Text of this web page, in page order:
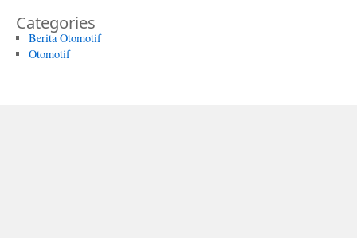
Categories
Berita Otomotif
Otomotif